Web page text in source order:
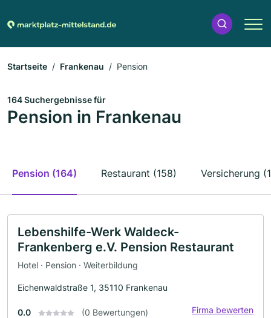
Startseite Frankenau Pension
164 Suchergebnisse für
Pension in Frankenau
Pension (164) Restaurant (158) Versicherung
Lebenshilfe-Werk Waldeck-
Frankenberg e.V. Pension Restaurant
Hotel · Pension · Weiterbildung
Eichenwaldstraße 1, 35110 Frankenau
0.0 (0 Bewertungen) Firma bewerten